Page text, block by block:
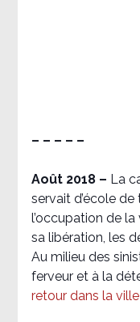
– – – – –
Août 2018 – La
servait d’école
l’occupation de
sa libération, les
Au milieu des
ferveur et à la
retour dans la